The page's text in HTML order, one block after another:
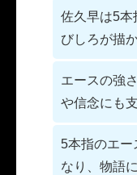
佐久早は5本
びしろが描
エースの強
や信念にも
5本指のエー
なり、物語